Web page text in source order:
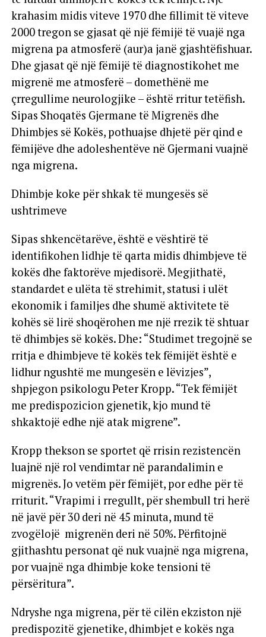
krahasim midis viteve 1970 dhe fillimit të viteve
2000 tregon se gjasat që një fëmijë të vuajë nga
migrena pa atmosferë (aur)a janë gjashtëfishuar.
Dhe gjasat që një fëmijë të diagnostikohet me
migrenë me atmosferë – domethënë me
çrregullime neurologjike – është rritur tetëfish.
Sipas Shoqatës Gjermane të Migrenës dhe
Dhimbjes së Kokës, pothuajse dhjetë për qind e
fëmijëve dhe adoleshentëve në Gjermani vuajnë
nga migrena.
Dhimbje koke për shkak të mungesës së
ushtrimeve
Sipas shkencëtarëve, është e vështirë të
identifikohen lidhje të qarta midis dhimbjeve të
kokës dhe faktorëve mjedisorë. Megjithatë,
standardet e ulëta të strehimit, statusi i ulët
ekonomik i familjes dhe shumë aktivitete të
kohës së lirë shoqërohen me një rrezik të shtuar
të dhimbjes së kokës. Dhe: “Studimet tregojnë se
rritja e dhimbjeve të kokës tek fëmijët është e
lidhur ngushtë me mungesën e lëvizjes”,
shpjegon psikologu Peter Kropp. “Tek fëmijët
me predispozicion gjenetik, kjo mund të
shkaktojë edhe një atak migrene”.
Kropp thekson se sportet që rrisin rezistencën
luajnë një rol vendimtar në parandalimin e
migrenës. Jo vetëm për fëmijët, por edhe për të
rriturit. “Vrapimi i rregullt, për shembull tri herë
në javë për 30 deri në 45 minuta, mund të
zvogëlojë migrenën deri në 50%. Përfitojnë
gjithashtu personat që nuk vuajnë nga migrena,
por vuajnë nga dhimbje koke tensioni të
përsëritura”.
Ndryshe nga migrena, për të cilën ekziston një
predispozitë gjenetike, dhimbjet e kokës nga